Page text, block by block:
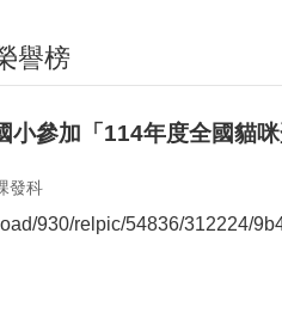
譽榜
小參加「114年度全國貓
發科